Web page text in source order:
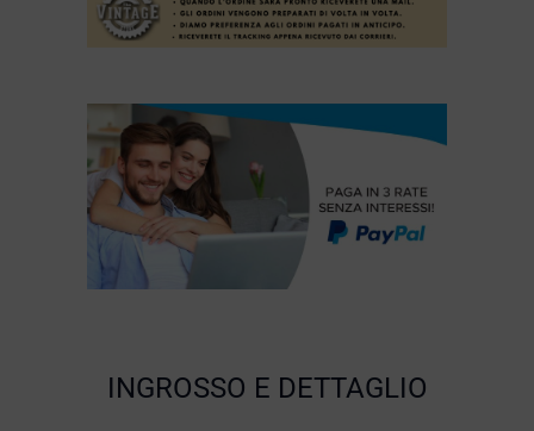
INGROSSO E DETTAGLIO